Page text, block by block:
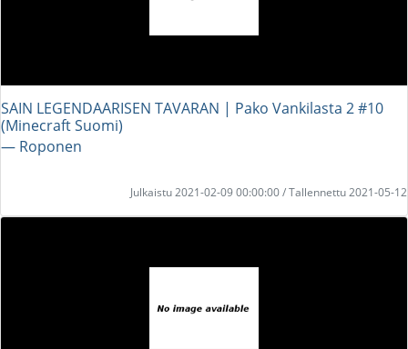
SAIN LEGENDAARISEN TAVARAN | Pako Vankilasta 2 #10
(Minecraft Suomi)
― Roponen
Julkaistu 2021-02-09 00:00:00 / Tallennettu 2021-05-12